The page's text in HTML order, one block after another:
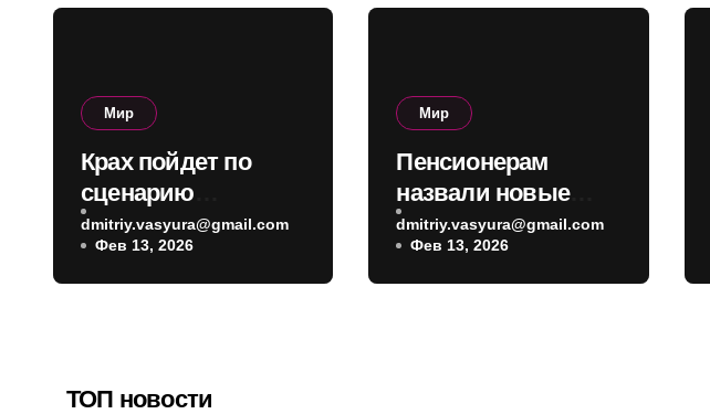
Мир
Крах пойдет по
сценарию
Венесуэлы: Зейхан
о том, как может
выглядеть коллапс
dmitriy.vasyura@gmail.com
Фев 13, 2026
Мир
Пенсионерам
назвали новые
дедлайны: кому
нужно успеть до 1
апреля
dmitriy.vasyura@gmail.com
Фев 13, 2026
ТОП новости